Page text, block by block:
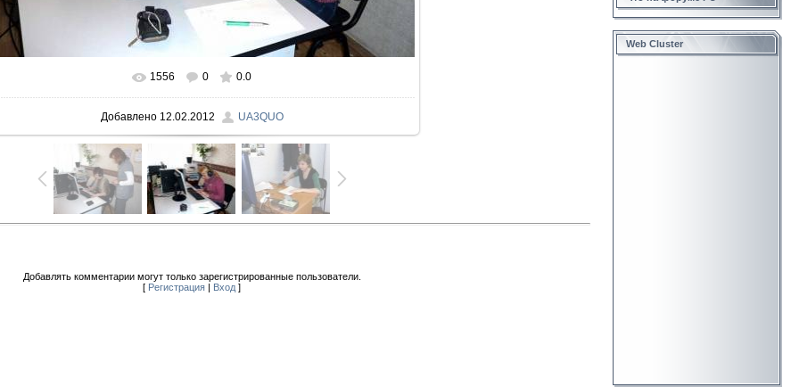
В реальном размере 900x657
1556 0 0.0
Добавлено12.02.2012 UA3QUO
Добавлять комментарии могут только зарегистрированные пользователи.
[ Регистрация | Вход ]
Web Cluster